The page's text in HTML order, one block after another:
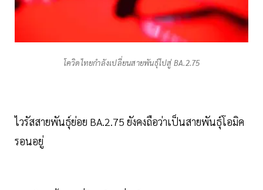
โควิดไทยกำลังเปลี่ยนสายพันธุ์ไปสู่ BA.2.75
ไวรัสสายพันธุ์ย่อย BA.2.75 ยังคงถือว่าเป็นสายพันธุ์โอมิค
รอนอยู่